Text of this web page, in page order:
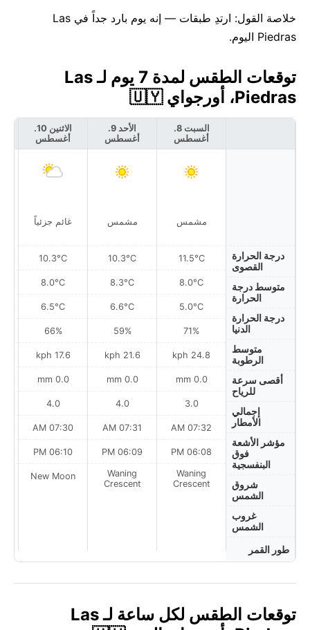
خلاصة القول: ارتدِ طبقات — إنه يوم بارد جداً في Las
Piedras اليوم.
توقعات الطقس لمدة 7 يوم لـ Las
Piedras، أورجواي 🇺🇾
درجة الحرارة
القصوى
متوسط درجة
الحرارة
درجة الحرارة
الدنيا
متوسط
الرطوبة
أقصى سرعة
للرياح
إجمالي
الأمطار
مؤشر الأشعة
فوق
البنفسجية
شروق
الشمس
غروب
الشمس
طور القمر
السبت 8.
أغسطس
مشمس
11.5°C
8.0°C
5.0°C
71%
24.8 kph
0.0 mm
3.0
07:32 AM
06:08 PM
Waning
Crescent
الأحد 9.
أغسطس
مشمس
10.3°C
8.3°C
6.6°C
59%
21.6 kph
0.0 mm
4.0
07:31 AM
06:09 PM
Waning
Crescent
الاثنين 10.
أغسطس
غائم جزئياً
10.3°C
8.0°C
6.5°C
66%
17.6 kph
0.0 mm
4.0
07:30 AM
06:10 PM
New Moon
توقعات الطقس لكل ساعة لـ Las